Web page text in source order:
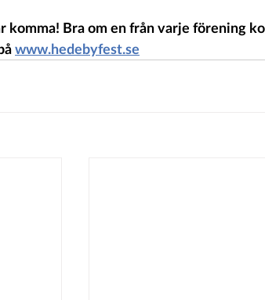
komma! Bra om en från varje förening
www.hedebyfest.se